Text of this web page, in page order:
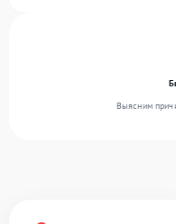
Выясним